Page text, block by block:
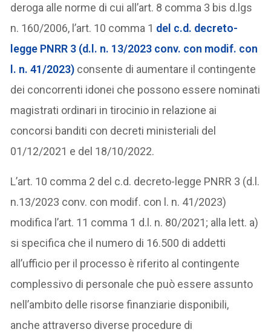
deroga alle norme di cui all’art. 8 comma 3 bis d.lgs
n. 160/2006, l’art. 10 comma 1 del c.d. decreto-
legge PNRR 3 (d.l. n. 13/2023 conv. con modif. con
l. n. 41/2023) consente di aumentare il contingente
dei concorrenti idonei che possono essere nominati
magistrati ordinari in tirocinio in relazione ai
concorsi banditi con decreti ministeriali del
01/12/2021 e del 18/10/2022.
L’art. 10 comma 2 del c.d. decreto-legge PNRR 3 (d.l.
n.13/2023 conv. con modif. con l. n. 41/2023)
modifica l’art. 11 comma 1 d.l. n. 80/2021; alla lett. a)
si specifica che il numero di 16.500 di addetti
all’ufficio per il processo è riferito al contingente
complessivo di personale che può essere assunto
nell’ambito delle risorse finanziarie disponibili,
anche attraverso diverse procedure di